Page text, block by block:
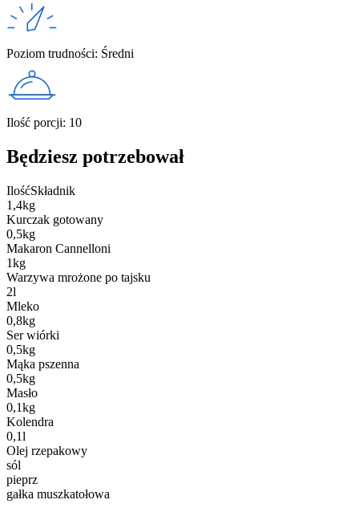
Poziom trudności: Średni
Ilość porcji: 10
Będziesz potrzebował
IlośćSkładnik
1,4kg
Kurczak gotowany
0,5kg
Makaron Cannelloni
1kg
Warzywa mrożone po tajsku
2l
Mleko
0,8kg
Ser wiórki
0,5kg
Mąka pszenna
0,5kg
Masło
0,1kg
Kolendra
0,1l
Olej rzepakowy
sól
pieprz
gałka muszkatołowa